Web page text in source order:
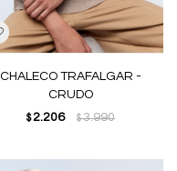
CHALECO TRAFALGAR -
CRUDO
$ 2.206 $3.990